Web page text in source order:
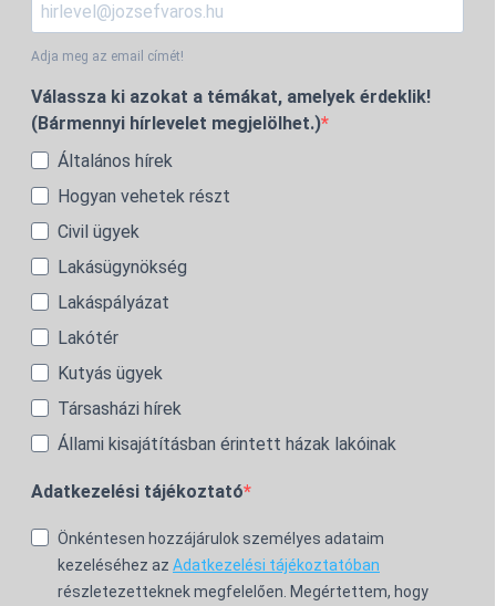
Adja meg az email címét!
Válassza ki azokat a témákat, amelyek érdeklik!
(Bármennyi hírlevelet megjelölhet.)
Általános hírek
Hogyan vehetek részt
Civil ügyek
Lakásügynökség
Lakáspályázat
Lakótér
Kutyás ügyek
Társasházi hírek
Állami kisajátításban érintett házak lakóinak
Adatkezelési tájékoztató
Önkéntesen hozzájárulok személyes adataim
kezeléséhez az Adatkezelési tájékoztatóban
részletezetteknek megfelelően. Megértettem, hogy